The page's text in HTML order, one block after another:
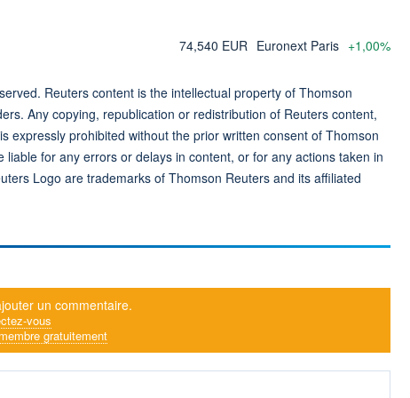
74,540 EUR Euronext Paris +1,00%
Reuters content is the intellectual property of Thomson
Any copying, republication or redistribution of Reuters content,
expressly prohibited without the prior written consent of Thomson
liable for any errors or delays in content, or for any actions taken in
Logo are trademarks of Thomson Reuters and its affiliated
un commentaire.
vous
gratuitement